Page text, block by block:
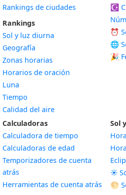
Rankings de ciudades
Rankings
Sol y luz diurna
Geografía
Zonas horarias
Horarios de oración
Luna
Tiempo
Calidad del aire
☪️
⏰
🌐
🎉
Calculadoras
Calculadora de tiempo
Calculadoras de edad
Temporizadores de cuenta
atrás
Herramientas de cuenta atrás
Sol
☀️
🌕